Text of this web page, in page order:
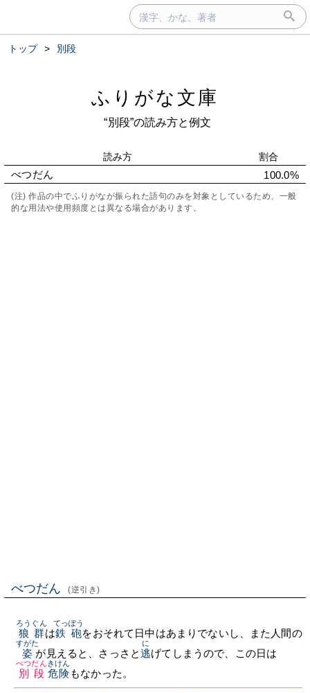
トップ > 別段
ふりがな文庫
“別段”の読み方と例文
読み方 割合
べつだん 100.0%
(注) 作品の中でふりがなが振られた語句のみを対象としているため、一般
的な用法や使用頻度とは異なる場合があります。
べつだん (逆引き)
狼群
ろうぐん
は鉄砲
てっぽう
をおそれて日中はあまりでないし、また人間の
姿
すがた
が見えると、さっさと逃
に
げてしまうので、この日は
別段
べつだん
危険
きけん
もなかった。